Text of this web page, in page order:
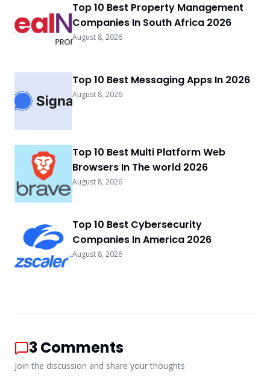
Top 10 Best Property Management
Companies In South Africa 2026
August 8, 2026
Top 10 Best Messaging Apps In 2026
August 8, 2026
Top 10 Best Multi Platform Web
Browsers In The world 2026
August 8, 2026
Top 10 Best Cybersecurity
Companies In America 2026
August 8, 2026
3Comments
Join the discussion and share your thoughts